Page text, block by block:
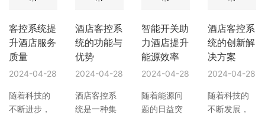
客控系统提
升酒店服务
质量
2024-04-28
随着科技的
不断进步，
酒店客控系
统的功能与
优势
2024-04-28
酒店客控系
统是一种集
智能开关助
力酒店提升
能源效率
2024-04-28
随着能源问
题的日益突
酒店客控系
统的创新解
决方案
2024-04-28
随着科技的
不断发展，